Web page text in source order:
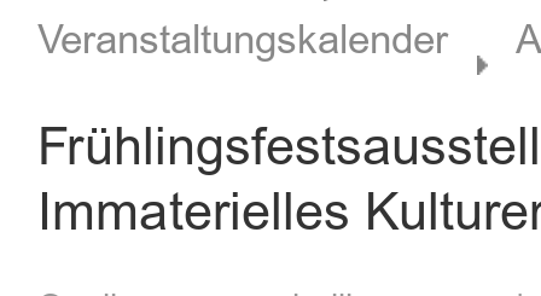
Veranstaltungskalender
Immaterielles